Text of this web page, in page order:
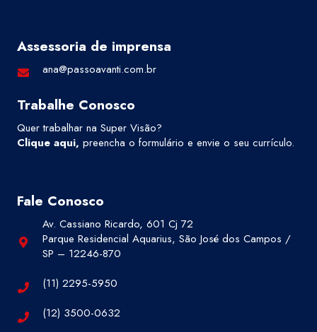
Assessoria de imprensa
ana@passoavanti.com.br
Trabalhe Conosco
Quer trabalhar na Super Visão?
Clique aqui, preencha o formulário e envie o seu currículo.
Fale Conosco
Av. Cassiano Ricardo, 601 Cj 72
Parque Residencial Aquarius, São José dos Campos /
SP – 12246-870
(11) 2295-5950
(12) 3500-0632